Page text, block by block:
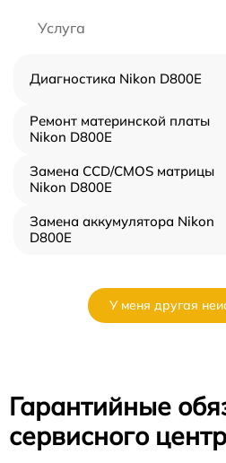
Услуга
Диагностика Nikon D800E
Ремонт материнской платы
Nikon D800E
Замена CCD/CMOS матрицы
Nikon D800E
Замена аккумулятора Nikon
D800E
У меня другая
Гарантийные
сервисного